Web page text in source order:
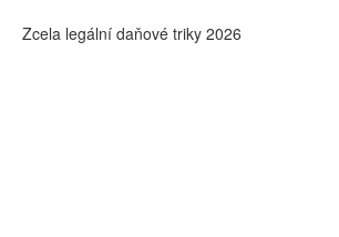
Zcela legální daňové triky 2026